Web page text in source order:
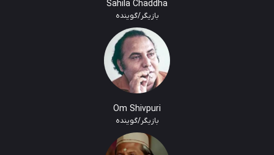
Sahila Chaddha
بازیگر/گوینده
Om Shivpuri
بازیگر/گوینده